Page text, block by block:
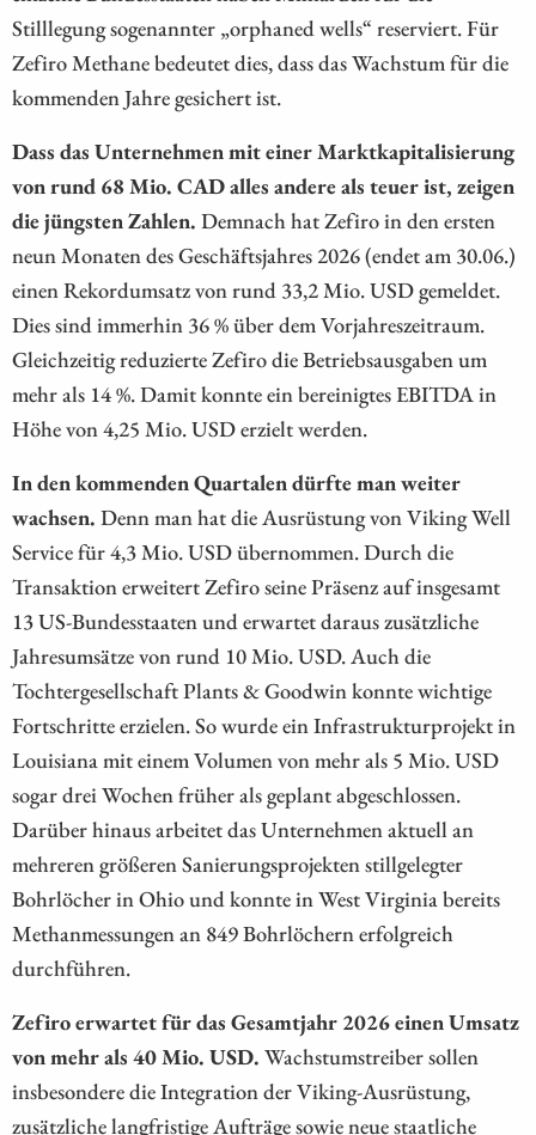
Stilllegung sogenannter „orphaned wells“ reserviert. Für
Zefiro Methane bedeutet dies, dass das Wachstum für die
kommenden Jahre gesichert ist.
Dass das Unternehmen mit einer Marktkapitalisierung
von rund 68 Mio. CAD alles andere als teuer ist, zeigen
die jüngsten Zahlen. Demnach hat Zefiro in den ersten
neun Monaten des Geschäftsjahres 2026 (endet am 30.06.)
einen Rekordumsatz von rund 33,2 Mio. USD gemeldet.
Dies sind immerhin 36 % über dem Vorjahreszeitraum.
Gleichzeitig reduzierte Zefiro die Betriebsausgaben um
mehr als 14 %. Damit konnte ein bereinigtes EBITDA in
Höhe von 4,25 Mio. USD erzielt werden.
In den kommenden Quartalen dürfte man weiter
wachsen. Denn man hat die Ausrüstung von Viking Well
Service für 4,3 Mio. USD übernommen. Durch die
Transaktion erweitert Zefiro seine Präsenz auf insgesamt
13 US-Bundesstaaten und erwartet daraus zusätzliche
Jahresumsätze von rund 10 Mio. USD. Auch die
Tochtergesellschaft Plants & Goodwin konnte wichtige
Fortschritte erzielen. So wurde ein Infrastrukturprojekt in
Louisiana mit einem Volumen von mehr als 5 Mio. USD
sogar drei Wochen früher als geplant abgeschlossen.
Darüber hinaus arbeitet das Unternehmen aktuell an
mehreren größeren Sanierungsprojekten stillgelegter
Bohrlöcher in Ohio und konnte in West Virginia bereits
Methanmessungen an 849 Bohrlöchern erfolgreich
durchführen.
Zefiro erwartet für das Gesamtjahr 2026 einen Umsatz
von mehr als 40 Mio. USD. Wachstumstreiber sollen
insbesondere die Integration der Viking-Ausrüstung,
zusätzliche langfristige Aufträge sowie neue staatliche